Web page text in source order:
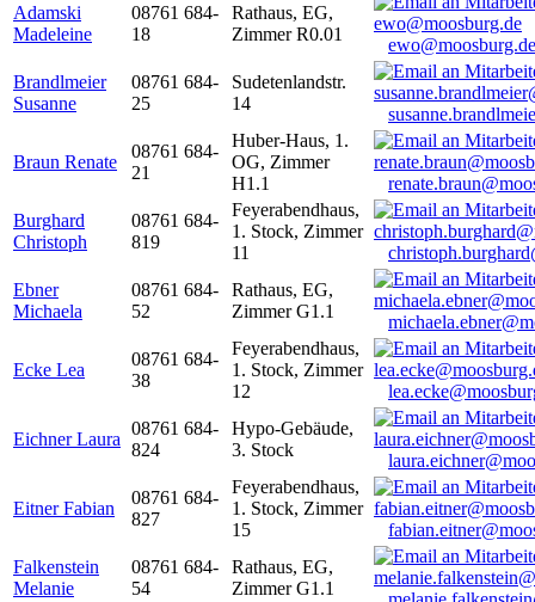
Adamski
Madeleine
08761 684-
18
Rathaus, EG,
Zimmer R0.01
ewo@moosburg.de
Brandlmeier
Susanne
08761 684-
25
Sudetenlandstr.
14
Braun Renate
08761 684-
21
Huber-Haus, 1.
OG, Zimmer
H1.1
Burghard
Christoph
08761 684-
819
Feyerabendhaus,
1. Stock, Zimmer
11
Ebner
Michaela
08761 684-
52
Rathaus, EG,
Zimmer G1.1
Ecke Lea
08761 684-
38
Feyerabendhaus,
1. Stock, Zimmer
12
Eichner Laura
08761 684-
824
Hypo-Gebäude,
3. Stock
Eitner Fabian
08761 684-
827
Feyerabendhaus,
1. Stock, Zimmer
15
Falkenstein
Melanie
08761 684-
54
Rathaus, EG,
Zimmer G1.1